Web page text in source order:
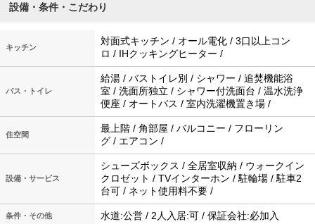
設備・条件・こだわり
キッチン
対面式キッチン / オール電化 / 3口以上コン
ロ / IHクッキングヒーター /
バス・トイレ
給湯 / バストイレ別 / シャワー / 追焚機能浴
室 / 洗面所独立 / シャワー付洗面台 / 温水洗浄
便座 / オートバス / 室内洗濯機置き場 /
住空間
最上階 / 角部屋 / バルコニー / フローリン
グ / エアコン /
設備・サービス
シューズボックス / 全居室収納 / ウォークイン
クロゼット / TVインターホン / 駐輪場 / 駐車2
台可 / ネット使用料不要 /
条件・その他 水道:公営 / 2人入居:可 / 保証会社:必加入